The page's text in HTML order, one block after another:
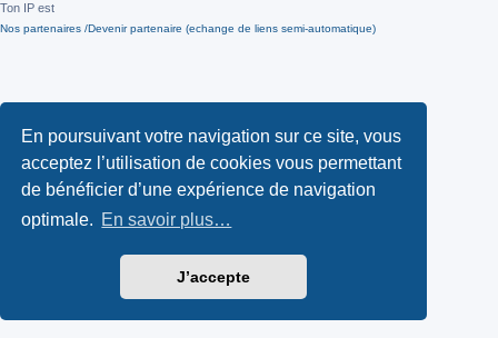
En poursuivant votre navigation sur ce site, vous
acceptez l’utilisation de cookies vous permettant
de bénéficier d’une expérience de navigation
optimale. En savoir plus…
J’accepte
Ton IP est
Nos partenaires /Devenir partenaire (echange de liens semi-automatique)